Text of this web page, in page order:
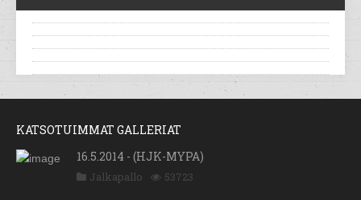
KATSOTUIMMAT GALLERIAT
16.5.2014 - (HJK-MYPA)
Jalkapallo 53723